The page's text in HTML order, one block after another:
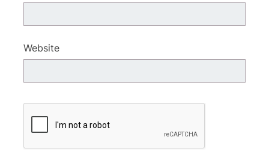
Website